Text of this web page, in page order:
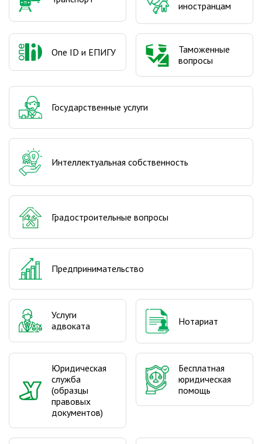
иностранцам
One ID и ЕПИГУ
Таможенные
вопросы
Государственные услуги
Интеллектуальная собственность
Градостроительные вопросы
Предпринимательство
Услуги
адвоката
Нотариат
Юридическая
служба
(образцы
правовых
документов)
Бесплатная
юридическая
помощь